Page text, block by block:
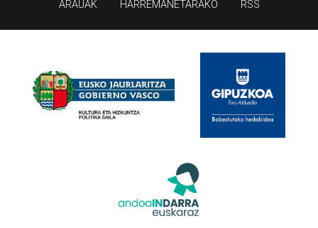
ARAUAK HARREMANETARAKO RSS